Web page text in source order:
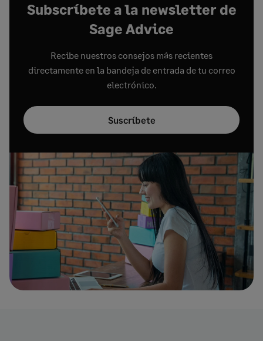
Subscríbete a la newsletter de
Sage Advice
Recibe nuestros consejos más recientes
directamente en la bandeja de entrada de tu correo
electrónico.
Suscríbete